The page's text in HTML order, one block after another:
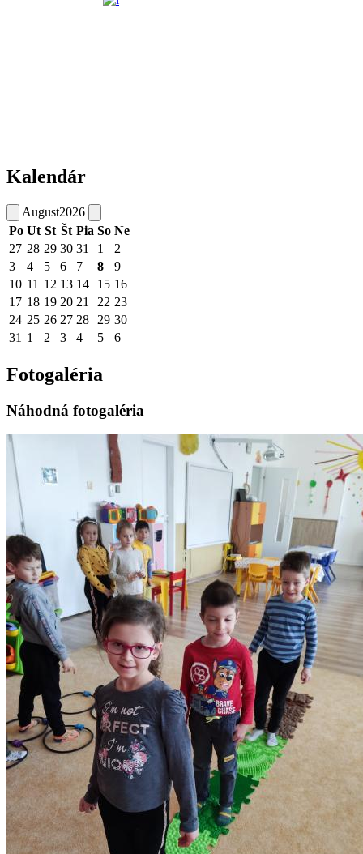
Kalendár
August2026
Po Ut St Št Pia So Ne
27 28 29 30 31 1
2
3
4 5 6 7 8
9
10 11 12 13 14 15 16
17 18 19 20 21 22 23
24 25 26 27 28 29 30
31 1 2 3 4 5 6
Fotogaléria
Náhodná fotogaléria